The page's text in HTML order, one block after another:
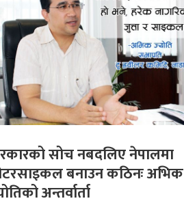
सोच नबदलिए नेपालमा
बनाउन कठिनः अभिक
अन्तर्वार्ता